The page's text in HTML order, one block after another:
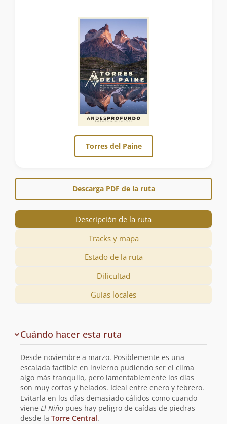
Torres del Paine
Descarga PDF de la ruta
Descripción de la ruta
Tracks y mapa
Estado de la ruta
Dificultad
Guías locales
de
la
ruta
Cuándo hacer esta ruta
Desde noviembre a marzo. Posiblemente es una
escalada factible en invierno pudiendo ser el clima
algo más tranquilo, pero lamentablemente los días
son muy cortos y helados. Ideal entre enero y febrero.
Evitarla en los días demasiado cálidos como cuando
viene El Niño pues hay peligro de caídas de piedras
desde la Torre Central.